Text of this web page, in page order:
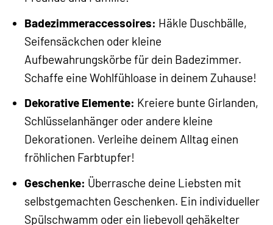
Badezimmeraccessoires: Häkle Duschbälle,
Seifensäckchen oder kleine
Aufbewahrungskörbe für dein Badezimmer.
Schaffe eine Wohlfühloase in deinem Zuhause!
Dekorative Elemente: Kreiere bunte Girlanden,
Schlüsselanhänger oder andere kleine
Dekorationen. Verleihe deinem Alltag einen
fröhlichen Farbtupfer!
Geschenke: Überrasche deine Liebsten mit
selbstgemachten Geschenken. Ein individueller
Spülschwamm oder ein liebevoll gehäkelter